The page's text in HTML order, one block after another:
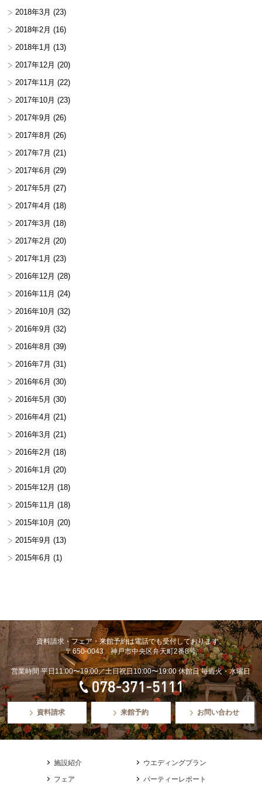
2018年3月 (23)
2018年2月 (16)
2018年1月 (13)
2017年12月 (20)
2017年11月 (22)
2017年10月 (23)
2017年9月 (26)
2017年8月 (26)
2017年7月 (21)
2017年6月 (29)
2017年5月 (27)
2017年4月 (18)
2017年3月 (18)
2017年2月 (20)
2017年1月 (23)
2016年12月 (28)
2016年11月 (24)
2016年10月 (32)
2016年9月 (32)
2016年8月 (39)
2016年7月 (31)
2016年6月 (30)
2016年5月 (30)
2016年4月 (21)
2016年3月 (21)
2016年2月 (18)
2016年1月 (20)
2015年12月 (18)
2015年11月 (18)
2015年10月 (20)
2015年9月 (13)
2015年6月 (1)
資料請求・フェア・来館予約は電話でも受付しております。
〒650-0043 神戸市中央区弁天町2番8号
営業時間 平日11:00〜19:00／土日祝日10:00〜19:00 休館日 毎週火・水曜日
資料請求 来館予約 お問い合わせ
施設紹介
ウエディングプラン
フェア
パーティーレポート